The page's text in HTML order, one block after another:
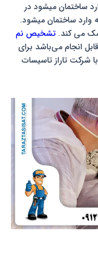
ساختمان میشود در
وارد ساختمان میشود.
می کند.تشخیص نم
قابل انجام می‌باشد برای
تاراز تاسیسات